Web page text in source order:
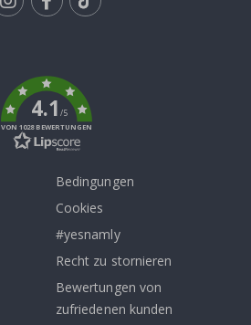
4.1/5
VON 1028 BEWERTUNGEN
Bedingungen
Cookies
#yesnamly
Recht zu stornieren
Bewertungen von
zufriedenen kunden